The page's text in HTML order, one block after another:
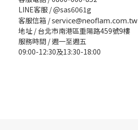
LINE客服 / @sas6061g
客服信箱 /service@neoflam.com.tw
地址 / 台北市南港區重陽路459號9樓
服務時間 / 週一至週五
09:00-12:30及13:30-18:00